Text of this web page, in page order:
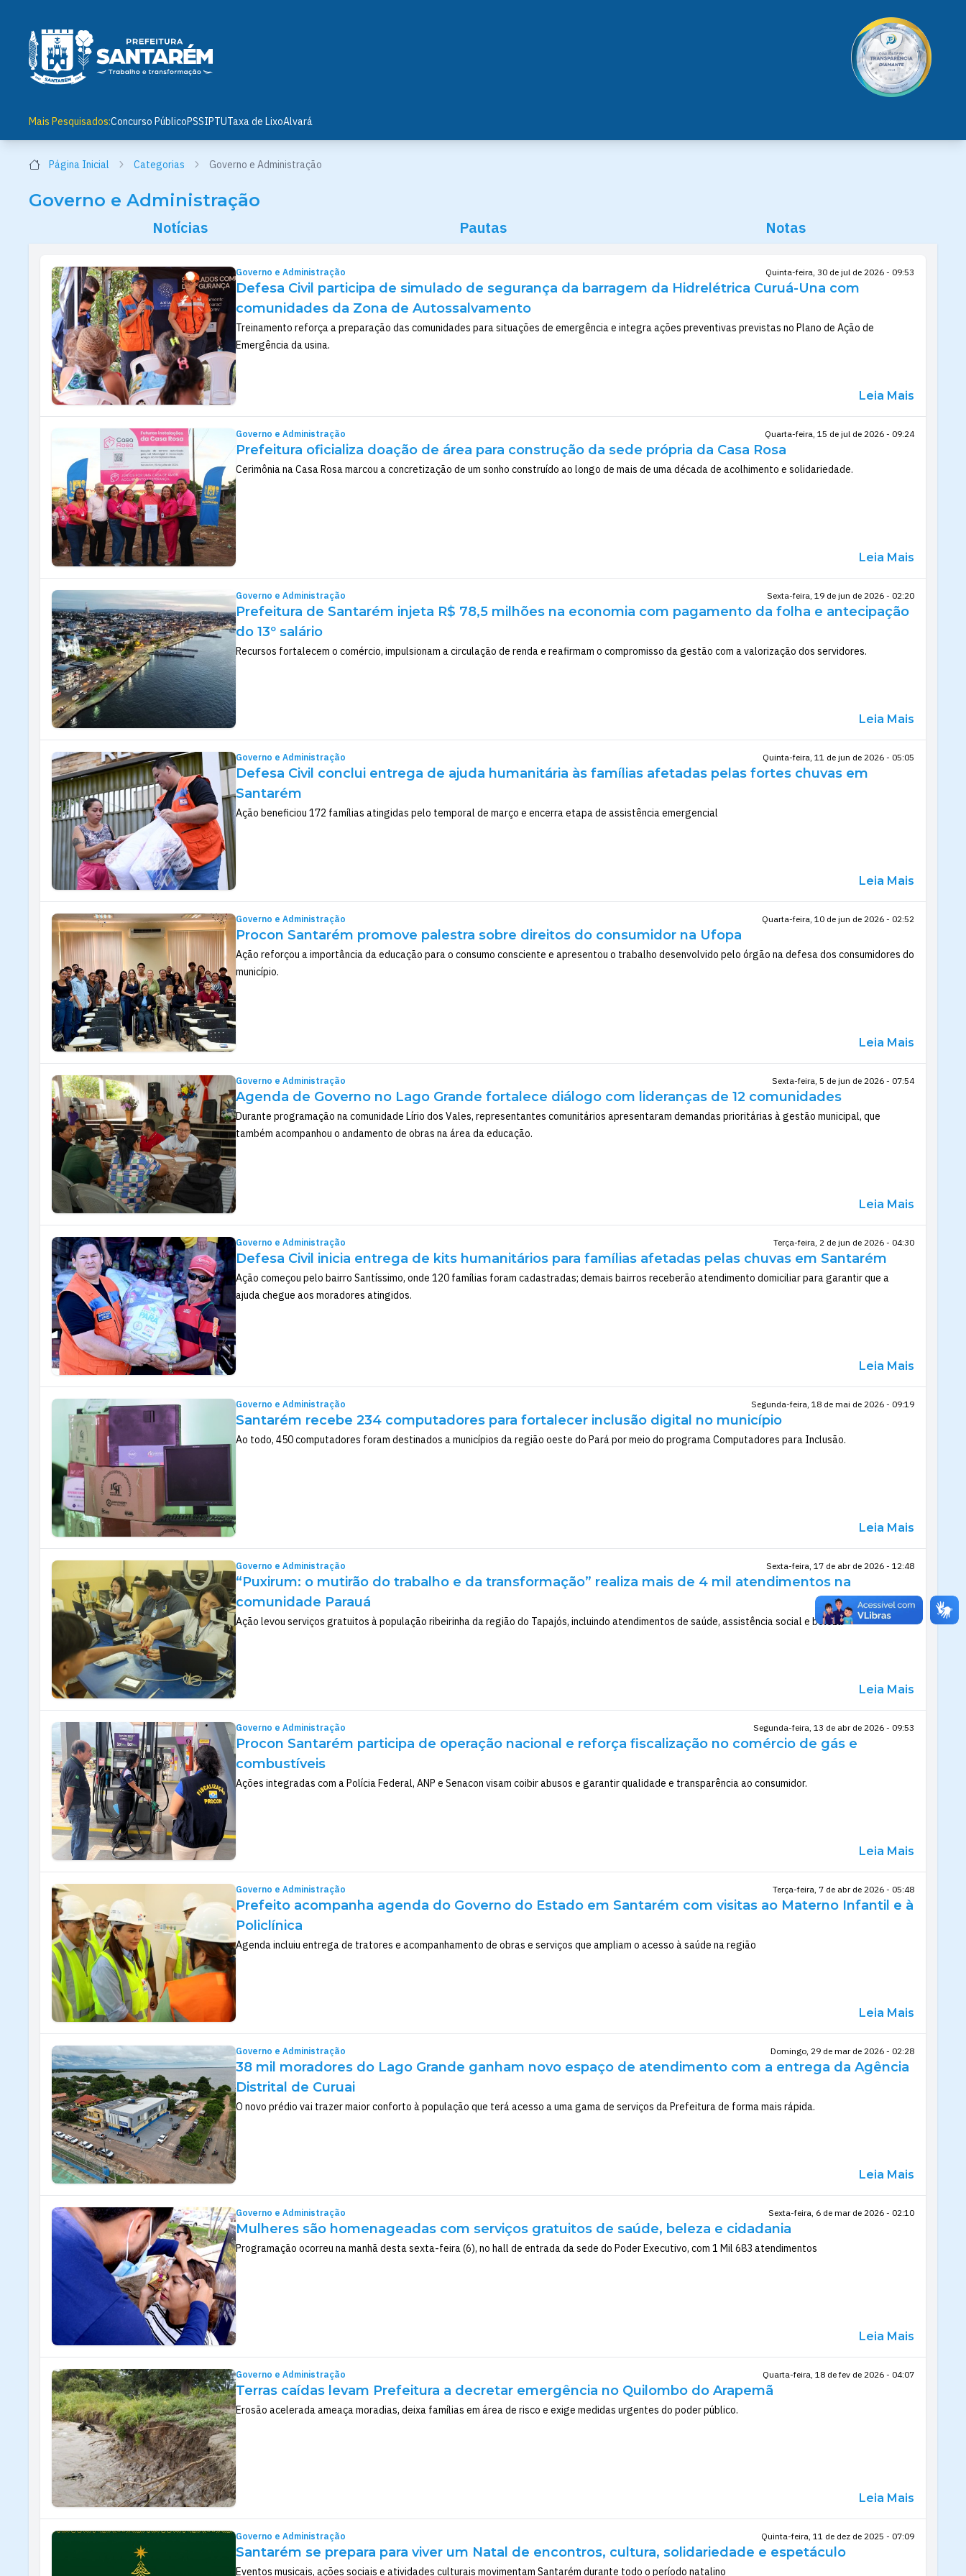
Mais Pesquisados:Concurso PúblicoPSSIPTUTaxa de LixoAlvará
Página Inicial Categorias Governo e Administração
Governo e Administração
Notícias Pautas Notas
Governo e Administração Quinta-feira, 30 de jul de 2026 - 09:53
Defesa Civil participa de simulado de segurança da barragem da Hidrelétrica Curuá-Una com
comunidades da Zona de Autossalvamento
Treinamento reforça a preparação das comunidades para situações de emergência e integra ações preventivas previstas no Plano de Ação de
Emergência da usina.
Leia Mais
Governo e Administração Quarta-feira, 15 de jul de 2026 - 09:24
Prefeitura oficializa doação de área para construção da sede própria da Casa Rosa
Cerimônia na Casa Rosa marcou a concretização de um sonho construído ao longo de mais de uma década de acolhimento e solidariedade.
Leia Mais
Governo e Administração Sexta-feira, 19 de jun de 2026 - 02:20
Prefeitura de Santarém injeta R$ 78,5 milhões na economia com pagamento da folha e antecipação
do 13º salário
Recursos fortalecem o comércio, impulsionam a circulação de renda e reafirmam o compromisso da gestão com a valorização dos servidores.
Leia Mais
Governo e Administração Quinta-feira, 11 de jun de 2026 - 05:05
Defesa Civil conclui entrega de ajuda humanitária às famílias afetadas pelas fortes chuvas em
Santarém
Ação beneficiou 172 famílias atingidas pelo temporal de março e encerra etapa de assistência emergencial
Leia Mais
Governo e Administração Quarta-feira, 10 de jun de 2026 - 02:52
Procon Santarém promove palestra sobre direitos do consumidor na Ufopa
Ação reforçou a importância da educação para o consumo consciente e apresentou o trabalho desenvolvido pelo órgão na defesa dos consumidores do
município.
Leia Mais
Governo e Administração Sexta-feira, 5 de jun de 2026 - 07:54
Agenda de Governo no Lago Grande fortalece diálogo com lideranças de 12 comunidades
Durante programação na comunidade Lírio dos Vales, representantes comunitários apresentaram demandas prioritárias à gestão municipal, que
também acompanhou o andamento de obras na área da educação.
Leia Mais
Governo e Administração Terça-feira, 2 de jun de 2026 - 04:30
Defesa Civil inicia entrega de kits humanitários para famílias afetadas pelas chuvas em Santarém
Ação começou pelo bairro Santíssimo, onde 120 famílias foram cadastradas; demais bairros receberão atendimento domiciliar para garantir que a
ajuda chegue aos moradores atingidos.
Leia Mais
Governo e Administração Segunda-feira, 18 de mai de 2026 - 09:19
Santarém recebe 234 computadores para fortalecer inclusão digital no município
Ao todo, 450 computadores foram destinados a municípios da região oeste do Pará por meio do programa Computadores para Inclusão.
Leia Mais
Governo e Administração Sexta-feira, 17 de abr de 2026 - 12:48
“Puxirum: o mutirão do trabalho e da transformação” realiza mais de 4 mil atendimentos na
comunidade Parauá
Ação levou serviços gratuitos à população ribeirinha da região do Tapajós, incluindo atendimentos de saúde, assistência social e beleza
Leia Mais
Governo e Administração Segunda-feira, 13 de abr de 2026 - 09:53
Procon Santarém participa de operação nacional e reforça fiscalização no comércio de gás e
combustíveis
Ações integradas com a Polícia Federal, ANP e Senacon visam coibir abusos e garantir qualidade e transparência ao consumidor.
Leia Mais
Governo e Administração Terça-feira, 7 de abr de 2026 - 05:48
Prefeito acompanha agenda do Governo do Estado em Santarém com visitas ao Materno Infantil e à
Policlínica
Agenda incluiu entrega de tratores e acompanhamento de obras e serviços que ampliam o acesso à saúde na região
Leia Mais
Governo e Administração Domingo, 29 de mar de 2026 - 02:28
38 mil moradores do Lago Grande ganham novo espaço de atendimento com a entrega da Agência
Distrital de Curuai
O novo prédio vai trazer maior conforto à população que terá acesso a uma gama de serviços da Prefeitura de forma mais rápida.
Leia Mais
Governo e Administração Sexta-feira, 6 de mar de 2026 - 02:10
Mulheres são homenageadas com serviços gratuitos de saúde, beleza e cidadania
Programação ocorreu na manhã desta sexta-feira (6), no hall de entrada da sede do Poder Executivo, com 1 Mil 683 atendimentos
Leia Mais
Governo e Administração Quarta-feira, 18 de fev de 2026 - 04:07
Terras caídas levam Prefeitura a decretar emergência no Quilombo do Arapemã
Erosão acelerada ameaça moradias, deixa famílias em área de risco e exige medidas urgentes do poder público.
Leia Mais
Governo e Administração Quinta-feira, 11 de dez de 2025 - 07:09
Santarém se prepara para viver um Natal de encontros, cultura, solidariedade e espetáculo
Eventos musicais, ações sociais e atividades culturais movimentam Santarém durante todo o período natalino